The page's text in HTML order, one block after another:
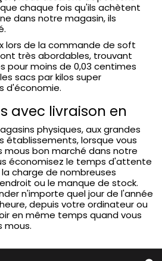
chaque fois qu'ils achètent
dans notre magasin, ils
lors de la commande de soft
très abordables, trouvant
pour moins de 0,03 centimes
sacs par kilos super
d'économie.
avec livraison en
physiques, aux grandes
établissements, lorsque vous
bon marché dans notre
économisez le temps d'attente
charge de nombreuses
ou le manque de stock.
n'importe quel jour de l'année
depuis votre ordinateur ou
en même temps quand vous
mous.